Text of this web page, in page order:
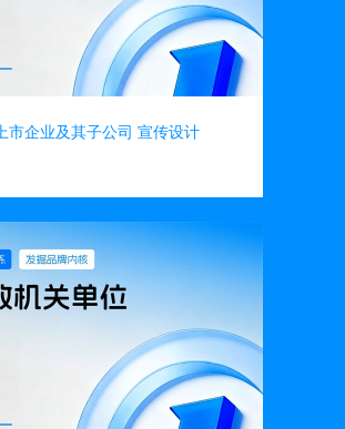
上市企业及其子公司 宣传设计